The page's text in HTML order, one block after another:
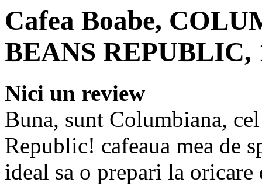
Cafea Boabe,
BEANS REPUBLIC,
Nici un review
Buna, sunt Columbiana,
Republic! cafeaua mea de
ideal sa o prepari la oricare